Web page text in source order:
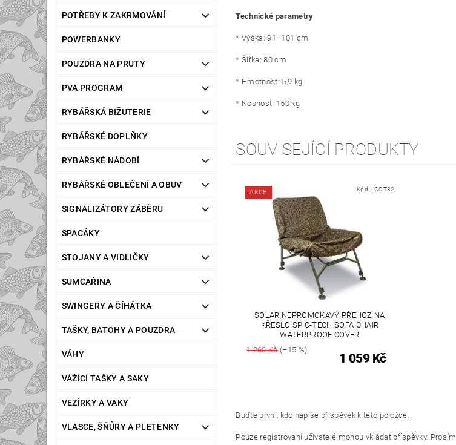
POTŘEBY K ZAKRMOVÁNÍ
POWERBANKY
POUZDRA NA PRUTY
PVA PROGRAM
RYBÁŘSKÁ BIŽUTERIE
RYBÁŘSKÉ DOPLŇKY
RYBÁŘSKÉ NÁDOBÍ
RYBÁŘSKÉ OBLEČENÍ A OBUV
SIGNALIZÁTORY ZÁBĚRU
SPACÁKY
STOJANY A VIDLIČKY
SUMCAŘINA
SWINGERY A ČÍHÁTKA
TAŠKY, BATOHY A POUZDRA
VÁHY
VÁŽÍCÍ TAŠKY A SAKY
VEZÍRKY A VAKY
VLASCE, ŠŇŮRY A PLETENKY
Technické parametry
* Výška: 91–101 cm
* Šířka: 80 cm
* Hmotnost: 5,9 kg
* Nosnost: 150 kg
SOUVISEJÍCÍ PRODUKTY
AKCE Kód: LGCT32
SOLAR NEPROMOKAVÝ PŘEHOZ NA
KŘESLO SP C-TECH SOFA CHAIR
WATERPROOF COVER
1 260 Kč(–15 %)
1 059 Kč
Buďte první, kdo napíše příspěvek k této položce.
Pouze registrovaní uživatelé mohou vkládat příspěvky. Prosím